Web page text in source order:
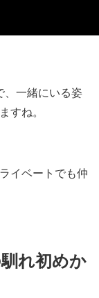
、一緒にいる姿
すね。
イベートでも仲
れ初めか